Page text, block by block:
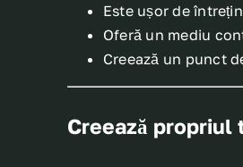
Este ușor de
Oferă un mediu
Creează un punct
Creează propriul